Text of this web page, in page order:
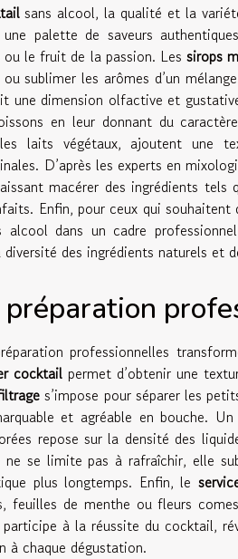
sans alcool, la qualité et la
palette de saveurs
le fruit de la passion. Les sirops
sublimer les arômes d’un
une dimension olfactive et
en leur donnant du
laits végétaux, ajoutent une
D’après les experts en
macérer des ingrédients
Enfin, pour ceux qui
dans un cadre professionnel,
des ingrédients naturels et
préparation
professionnelles
cocktail permet d’obtenir une
s’impose pour séparer les
et agréable en bouche.
repose sur la densité des
ne se limite pas à rafraîchir, elle
plus longtemps. Enfin, le
feuilles de menthe ou fleurs
participe à la réussite du cocktail,
à chaque dégustation.